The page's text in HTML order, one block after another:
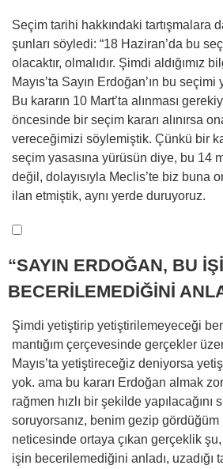
Seçim tarihi hakkındaki tartışmalara
şunları söyledi: “18 Haziran’da bu
olacaktır, olmalıdır. Şimdi aldığımız
Mayıs’ta Sayın Erdoğan’ın bu
Bu kararın 10 Mart’ta alınması
öncesinde bir seçim kararı alınırsa
vereceğimizi söylemiştik. Çünkü bir
seçim yasasına yürüsün diye, bu 14
değil, dolayısıyla Meclis’te biz buna
ilan etmiştik, aynı yerde duruyoruz.
“SAYIN ERDOĞAN, BU
BECERİLEMEDİĞİNİ
Şimdi yetiştirip yetiştirilemeyeceği
mantığım çerçevesinde gerçekler
Mayıs’ta yetiştireceğiz deniyorsa
yok. ama bu kararı Erdoğan almak
rağmen hızlı bir şekilde yapılacağını
soruyorsanız, benim gezip gördüğüm
neticesinde ortaya çıkan gerçeklik
işin becerilemediğini anladı, uzadığı